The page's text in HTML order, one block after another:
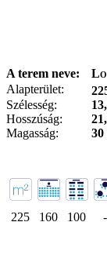
A terem neve:
Alapterület:
Szélesség:
Hosszúság:
Magasság:
30
225 160 100 -